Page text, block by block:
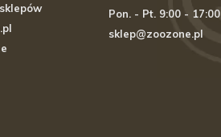
Pon. - Pt. 9:00 - 17:00
sklep@zoozone.pl